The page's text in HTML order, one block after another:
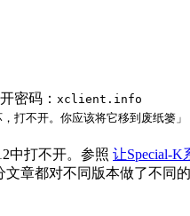
密码： xclient.info
打不开。你应该将它移到废纸篓」
中打不开。参照 让Special-K
章都对不同版本做了不同